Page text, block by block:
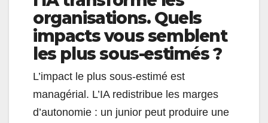
organisations. Quels
impacts vous semblent
les plus sous-estimés ?
L’impact le plus sous-estimé est
managérial. L’IA redistribue les marges
d’autonomie : un junior peut produire une